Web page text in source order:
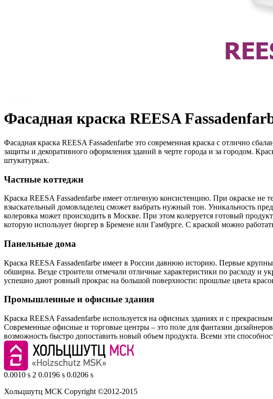
Фасадная краска REESA
Фасадная краска REESA Fassadenfarbe это современная краска с отлично
защиты и декоративного оформления зданий в черте города и за городом.
штукатурках.
Частные коттеджи
Краска REESA Fassadenfarbe имеет отличную консистенцию. При окраске не
взыскательный домовладелец сможет выбрать нужный тон. Уникальность
колеровка может происходить в Москве. При этом колеруется готовый
которую использует бюргер в Бремене или Гамбурге. С краской можно
Панельные дома
Краска REESA Fassadenfarbe имеет в России давнюю историю. Первые
обширна. Везде строители отмечали отличные характеристики по расходу и
успешно дают ровный прокрас на большой поверхности: прошлые цвета
Промышленные и офисные здания
Краска REESA Fassadenfarbe используется на офисных зданиях и с
Современные офисные и торговые центры – это поле для фантазии
возможность быстро допоставить новый объем продукта. Всеми эти
0.0010 s 2 0.0196 s 0.0206 s
Хольцшутц МСК Copyright ©2012-2015